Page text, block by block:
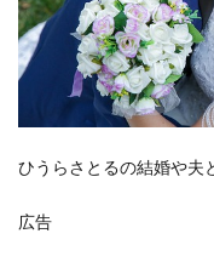
ひうらさとるの結婚や夫
広告